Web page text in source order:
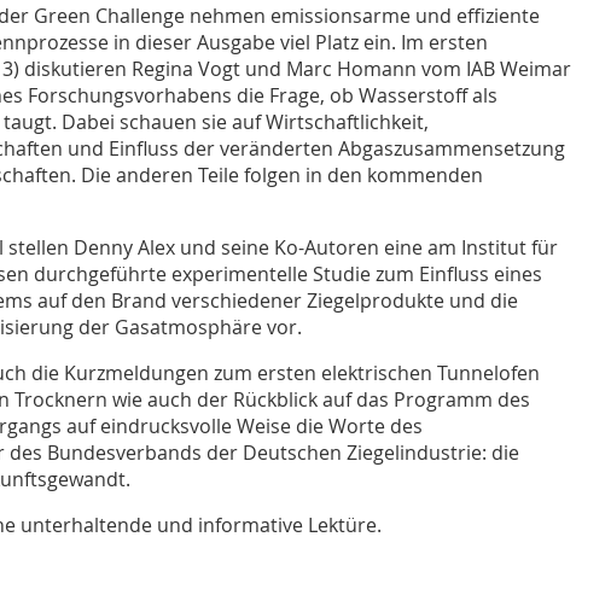
Green Challenge nehmen emissionsarme und effiziente
in dieser Ausgabe viel Platz ein. Im ersten
diskutieren Regina Vogt und Marc Homann vom IAB Weimar
Forschungsvorhabens die Frage, ob Wasserstoff als
Dabei schauen sie auf Wirtschaftlichkeit,
und Einfluss der veränderten Abgaszusammensetzung
Die anderen Teile folgen in den kommenden
stellen Denny Alex und seine Ko-Autoren eine am Institut für
durchgeführte experimentelle Studie zum Einfluss eines
auf den Brand verschiedener Ziegelprodukte und die
der Gasatmosphäre vor.
die Kurzmeldungen zum ersten elektrischen Tunnelofen
Trocknern wie auch der Rückblick auf das Programm des
auf eindrucksvolle Weise die Worte des
Bundesverbands der Deutschen Ziegelindustrie: die
unterhaltende und informative Lektüre.